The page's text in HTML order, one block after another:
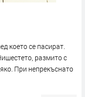
което се пасират.
размито с
При непрекъснато